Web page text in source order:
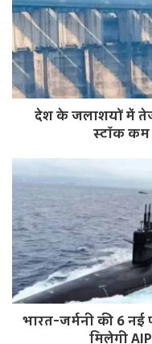
देश के जलाशयों में
स्टॉक कम
भारत-जर्मनी की 6 नई
मिलेगी